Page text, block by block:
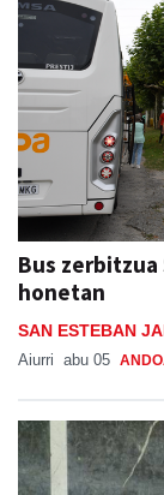
Bus
honetan
SAN ESTEBAN
Aiurri abu 05